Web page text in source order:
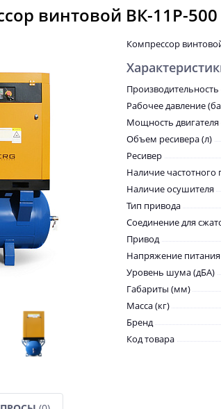
винтовой ВК-11Р-500
Компрессор
Рабочее давление
Мощность двигателя
Объем ресивера (л)
Ресивер
Наличие частотного
Наличие осушителя
Тип привода
Соединение для
Привод
Напряжение
Уровень шума (дБА)
Габариты (мм)
Масса (кг)
Бренд
Код товара